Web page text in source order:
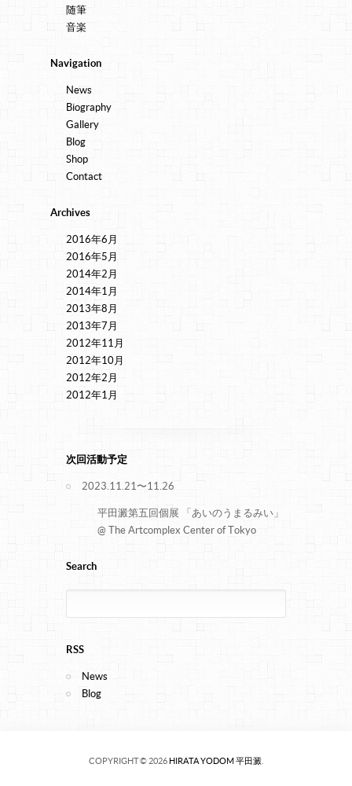
随筆
音楽
Navigation
News
Biography
Gallery
Blog
Shop
Contact
Archives
2016年6月
2016年5月
2014年2月
2014年1月
2013年8月
2013年7月
2012年11月
2012年10月
2012年2月
2012年1月
次回活動予定
2023.11.21〜11.26
平田澱第五回個展 「あいのうまるみい」
@ The Artcomplex Center of Tokyo
Search
RSS
News
Blog
COPYRIGHT © 2026 HIRATA YODOM 平田澱